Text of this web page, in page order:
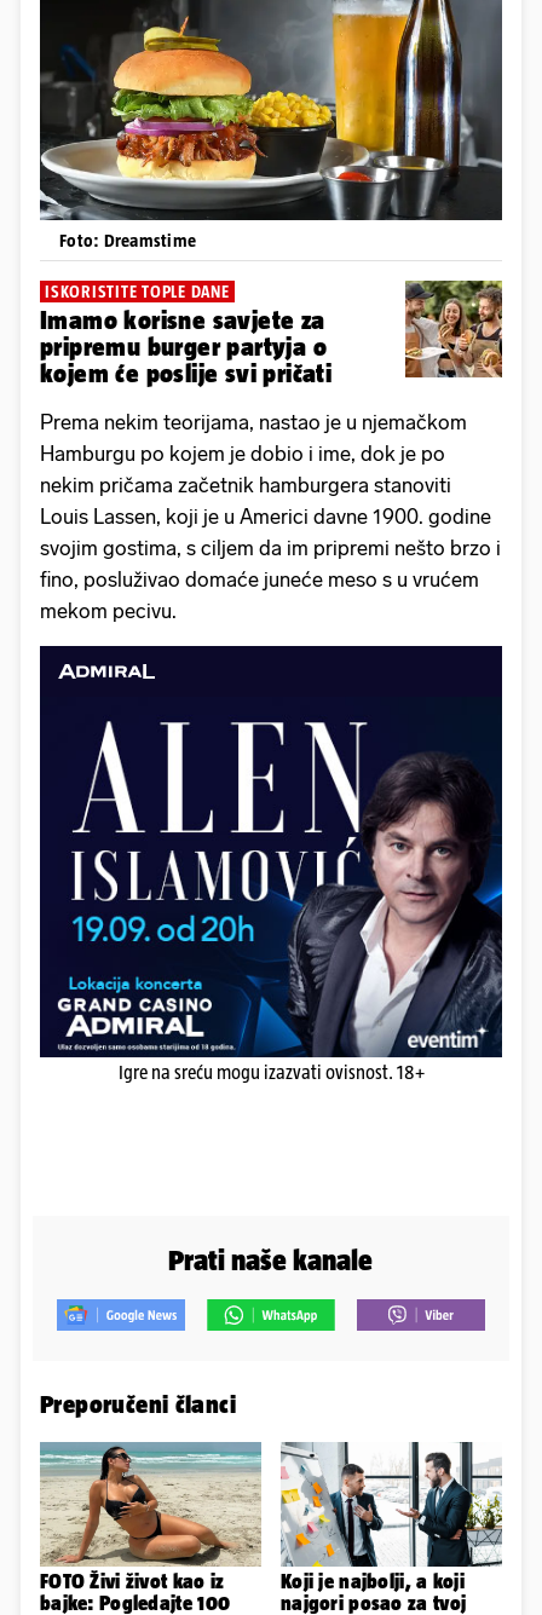
Foto: Dreamstime
ISKORISTITE TOPLE DANE
Imamo korisne savjete za
pripremu burger partyja o
kojem će poslije svi pričati
Prema nekim teorijama, nastao je u njemačkom
Hamburgu po kojem je dobio i ime, dok je po
nekim pričama začetnik hamburgera stanoviti
Louis Lassen, koji je u Americi davne 1900. godine
svojim gostima, s ciljem da im pripremi nešto brzo i
fino, posluživao domaće juneće meso s u vrućem
mekom pecivu.
Igre na sreću mogu izazvati ovisnost. 18+
Prati naše kanale
Preporučeni članci
FOTO Živi život kao iz
bajke: Pogledajte 100
Koji je najbolji, a koji
najgori posao za tvoj